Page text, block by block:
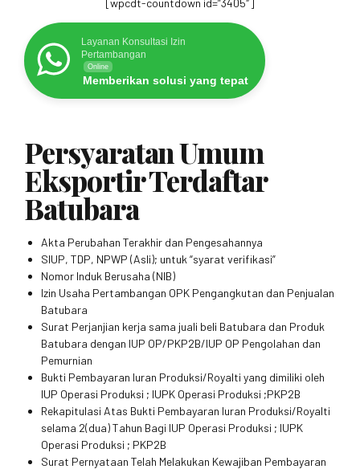
Layanan Konsultasi Izin
Pertambangan
Online
Memberikan solusi yang tepat
Persyaratan Umum
Eksportir Terdaftar
Batubara
Akta Perubahan Terakhir dan Pengesahannya
SIUP, TDP, NPWP (Asli); untuk “syarat verifikasi”
Nomor Induk Berusaha (NIB)
Izin Usaha Pertambangan OPK Pengangkutan dan Penjualan
Batubara
Surat Perjanjian kerja sama juali beli Batubara dan Produk
Batubara dengan IUP OP/PKP2B/IUP OP Pengolahan dan
Pemurnian
Bukti Pembayaran Iuran Produksi/Royalti yang dimiliki oleh
IUP Operasi Produksi ; IUPK Operasi Produksi ;PKP2B
Rekapitulasi Atas Bukti Pembayaran Iuran Produksi/Royalti
selama 2(dua) Tahun Bagi IUP Operasi Produksi ; IUPK
Operasi Produksi ; PKP2B
Surat Pernyataan Telah Melakukan Kewajiban Pembayaran